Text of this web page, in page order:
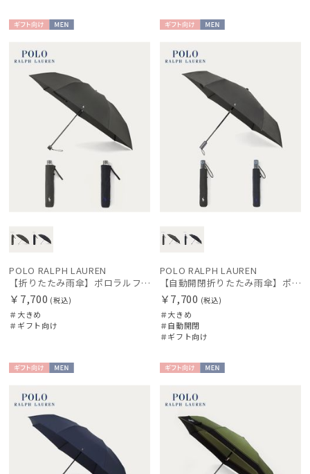
マフラー・ストール・スカーフ
帽子
手袋・アームカバー
その他
在庫表示
入荷状況
向け
POLO RALPH LAUREN
【折りたたみ雨傘】ポロラルフ ローレン (POLO RALPH LAUREN) ワンポイントポロポニー 大きめ60cm
￥7,700 (税込)
＃大きめ
＃ギフト向け
向け
POLO RALPH LAUREN
【自動開閉折りたたみ雨傘】ポロラルフ ローレン (POLO RALPH LAUREN) ワンポイントポロポニー 大きめ60cm ワンタッチ開閉
￥7,700 (税込)
＃大きめ
＃自動開閉
＃ギフト向け
向け
向け